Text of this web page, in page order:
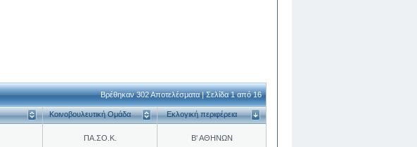
Βρέθηκαν 302 Αποτελέσματα | Σελίδα 1 από 16
Κοινοβουλευτική Ομάδα Εκλογική περιφέρεια
ΠΑ.ΣΟ.Κ. Β' ΑΘΗΝΩΝ